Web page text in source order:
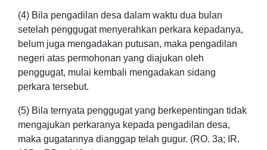
(4) Bila pengadilan desa dalam waktu dua bulan
setelah penggugat menyerahkan perkara kepadanya,
belum juga mengadakan putusan, maka pengadilan
negeri atas permohonan yang diajukan oleh
penggugat, mulai kembali mengadakan sidang
perkara tersebut.
(5) Bila ternyata penggugat yang berkepentingan tidak
mengajukan perkaranya kepada pengadilan desa,
maka gugatannya dianggap telah gugur. (RO. 3a; IR.